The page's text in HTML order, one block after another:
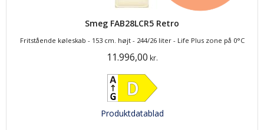
Smeg FAB28LCR5 Retro
Fritstående køleskab - 153 cm. højt - 244/26 liter - Life Plus zone på 0°C
11.996,00 kr.
Produktdatablad